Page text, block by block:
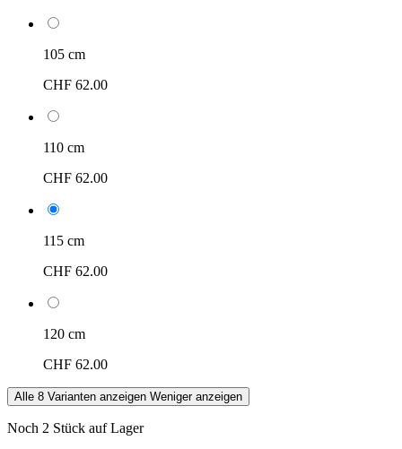
105 cm
CHF 62.00
110 cm
CHF 62.00
115 cm
CHF 62.00
120 cm
CHF 62.00
Alle 8 Varianten anzeigen Weniger anzeigen
Noch 2 Stück auf Lager